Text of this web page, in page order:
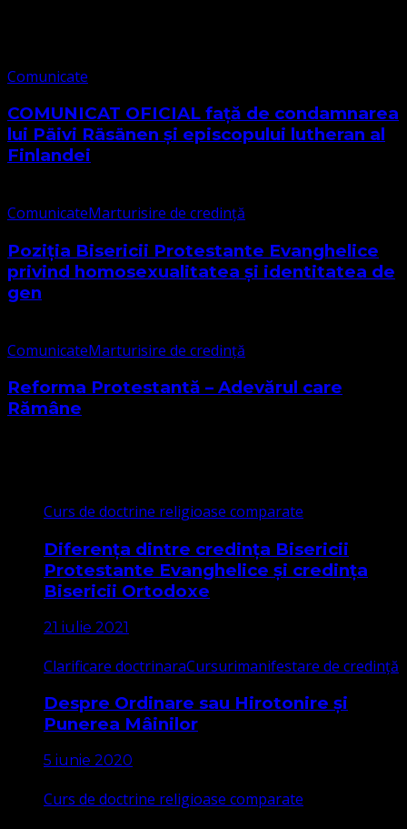
Comunicate
COMUNICAT OFICIAL față de condamnarea
lui Päivi Räsänen și episcopului lutheran al
Finlandei
ComunicateMarturisire de credință
Poziția Bisericii Protestante Evanghelice
privind homosexualitatea și identitatea de
gen
ComunicateMarturisire de credință
Reforma Protestantă – Adevărul care
Rămâne
Curs de doctrine religioase comparate
Diferența dintre credința Bisericii
Protestante Evanghelice și credința
Bisericii Ortodoxe
21 iulie 2021
Clarificare doctrinaraCursurimanifestare de credință
Despre Ordinare sau Hirotonire și
Punerea Mâinilor
5 iunie 2020
Curs de doctrine religioase comparate